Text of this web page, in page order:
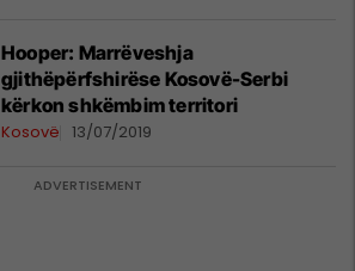
Hooper: Marrëveshja
gjithëpërfshirëse Kosovë-Serbi
kërkon shkëmbim territori
Kosovë 13/07/2019